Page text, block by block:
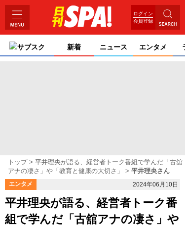
ログイン
会員登録
サブスク 新着 ニュース エンタメ
トップ
平井理央が語る、経営者トーク番組で学んだ「古舘
アナの凄さ」や「教育と健康の大切さ」
平井理央さん
エンタメ 2024年06月10日
平井理央が語る、経営者トーク番
組で学んだ「古舘アナの凄さ」や